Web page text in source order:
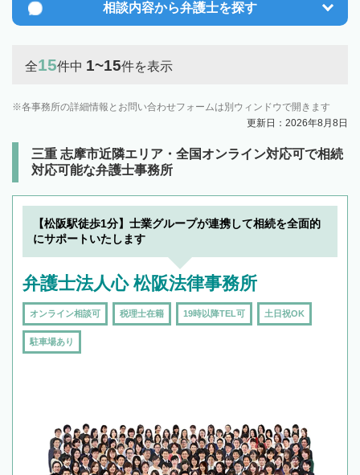
相談内容から弁護士を探す
全15件中 1~15件を表示
各事務所の詳細情報とお問い合わせフォームは別ウィンドウで開きます
更新日：2026年8月8日
三重 志摩市近隣エリア・全国オンライン対応可で相続
対応可能な弁護士事務所
【松阪駅徒歩1分】士業グループが連携して相続を全面的
にサポートいたします
弁護士法人心 松阪法律事務所
オンライン相談可 税理士在籍 19時以降TEL可 土日祝OK
駐車場あり